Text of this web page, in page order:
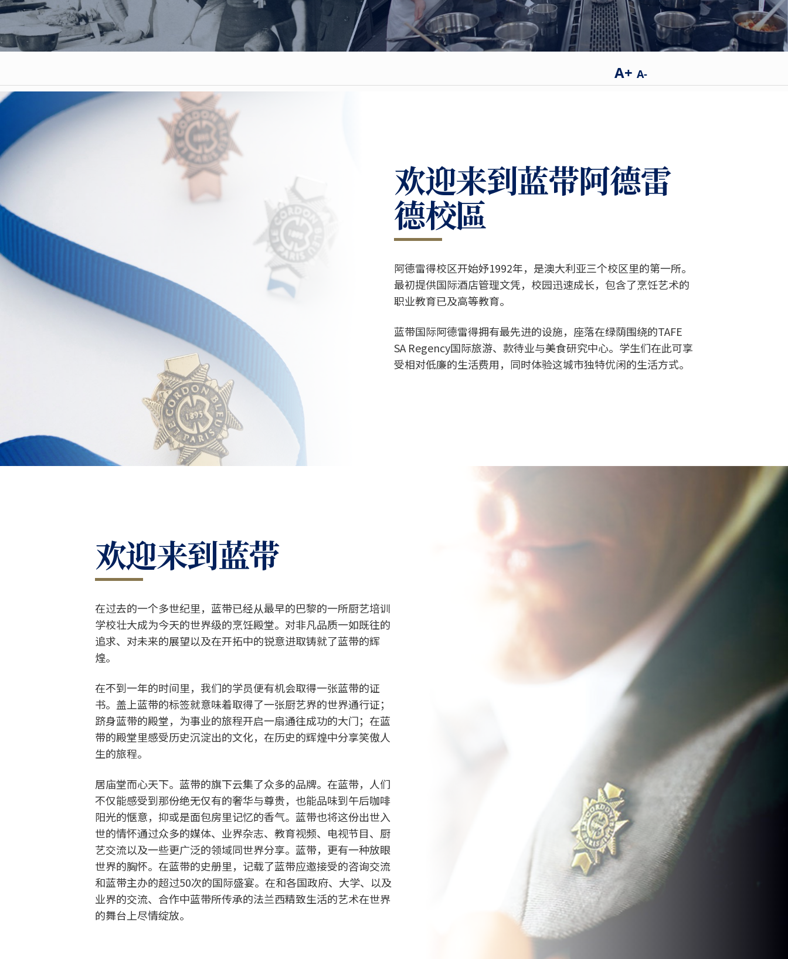
A+ A-
欢迎来到蓝带阿德雷
德校區
阿德雷得校区开始妤1992年，是澳大利亚三个校区里的第一所。
最初提供国际酒店管理文凭，校园迅速成长，包含了烹饪艺术的
职业教育已及高等教育。
蓝带国际阿德雷得拥有最先进的设施，座落在绿荫围绕的TAFE
SA Regency国际旅游、款待业与美食研究中心。学生们在此可享
受相对低廉的生活费用，同时体验这城市独特优闲的生活方式。
欢迎来到蓝带
在过去的一个多世纪里，蓝带已经从最早的巴黎的一所厨艺培训
学校壮大成为今天的世界级的烹饪殿堂。对非凡品质一如既往的
追求、对未来的展望以及在开拓中的锐意进取铸就了蓝带的辉
煌。
在不到一年的时间里，我们的学员便有机会取得一张蓝带的证
书。盖上蓝带的标签就意味着取得了一张厨艺界的世界通行证；
跻身蓝带的殿堂，为事业的旅程开启一扇通往成功的大门；在蓝
带的殿堂里感受历史沉淀出的文化，在历史的辉煌中分享笑傲人
生的旅程。
居庙堂而心天下。蓝带的旗下云集了众多的品牌。在蓝带，人们
不仅能感受到那份绝无仅有的奢华与尊贵，也能品味到午后咖啡
阳光的惬意，抑或是面包房里记忆的香气。蓝带也将这份出世入
世的情怀通过众多的媒体、业界杂志、教育视频、电视节目、厨
艺交流以及一些更广泛的领域同世界分享。蓝带，更有一种放眼
世界的胸怀。在蓝带的史册里，记载了蓝带应邀接受的咨询交流
和蓝带主办的超过50次的国际盛宴。在和各国政府、大学、以及
业界的交流、合作中蓝带所传承的法兰西精致生活的艺术在世界
的舞台上尽情绽放。